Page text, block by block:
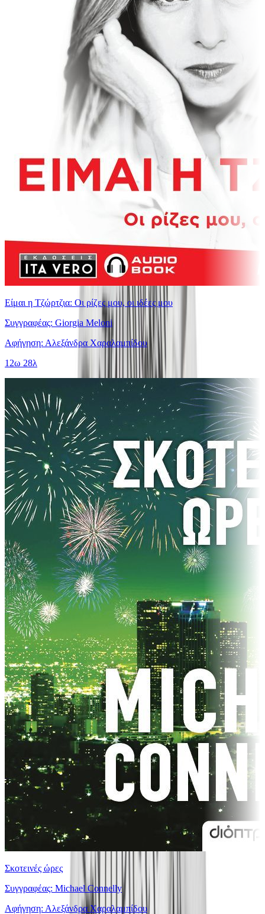
Είμαι η Τζώρτζια: Οι ρίζες μου, οι ιδέες μου
Συγγραφέας: Giorgia Meloni
Αφήγηση: Αλεξάνδρα Χαραλαμπίδου
12ω 28λ
Σκοτεινές ώρες
Συγγραφέας: Michael Connelly
Αφήγηση: Αλεξάνδρα Χαραλαμπίδου